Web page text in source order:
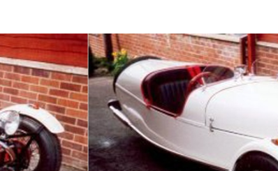
HONDAV-twin80° de 500 y 650 ccohv4Vpor
ejea la rueda trasera. La carrocería realizada
844, 948 y 1.064 cc V-twin, fabricado para
del Moto Guzzi procedentes de los modelos:
muy limitado y solo se produjeron cinco
de potencia, incluyendo la HARLEY-DAVIDSON